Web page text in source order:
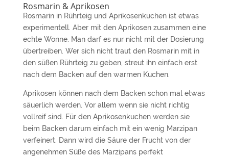
Rosmarin & Aprikosen
Rosmarin in Rührteig und Aprikosenkuchen ist etwas
experimentell. Aber mit den Aprikosen zusammen eine
echte Wonne. Man darf es nur nicht mit der Dosierung
übertreiben. Wer sich nicht traut den Rosmarin mit in
den süßen Rührteig zu geben, streut ihn einfach erst
nach dem Backen auf den warmen Kuchen.
Aprikosen können nach dem Backen schon mal etwas
säuerlich werden. Vor allem wenn sie nicht richtig
vollreif sind. Für den Aprikosenkuchen werden sie
beim Backen darum einfach mit ein wenig Marzipan
verfeinert. Dann wird die Säure der Frucht von der
angenehmen Süße des Marzipans perfekt